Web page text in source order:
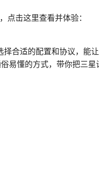
击这里查看并体验：
合适的配置和协议，能让
易懂的方式，带你把三